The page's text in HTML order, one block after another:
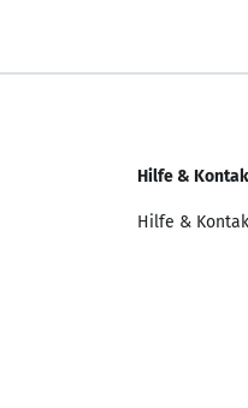
Hilfe &
Hilfe &